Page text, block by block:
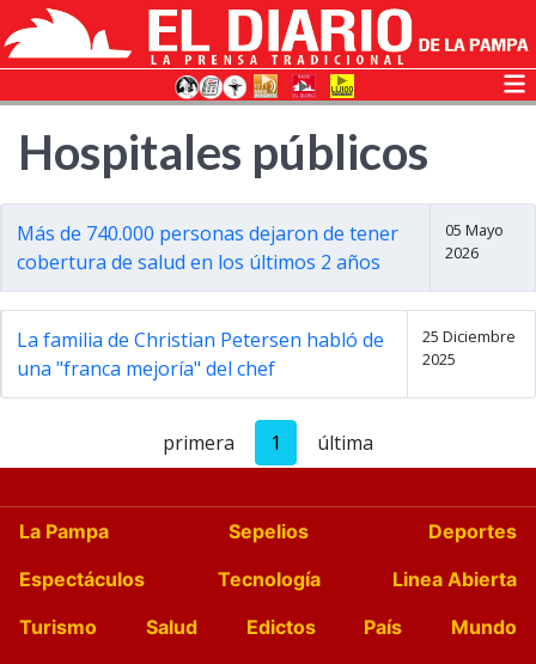
Hospitales públicos
Más de 740.000 personas dejaron de tener
cobertura de salud en los últimos 2 años
05 Mayo
2026
La familia de Christian Petersen habló de
una "franca mejoría" del chef
25 Diciembre
2025
primera 1 última
La Pampa Sepelios
Deportes
Espectáculos
Tecnología
Linea Abierta
Turismo
Salud Edictos País
Mundo